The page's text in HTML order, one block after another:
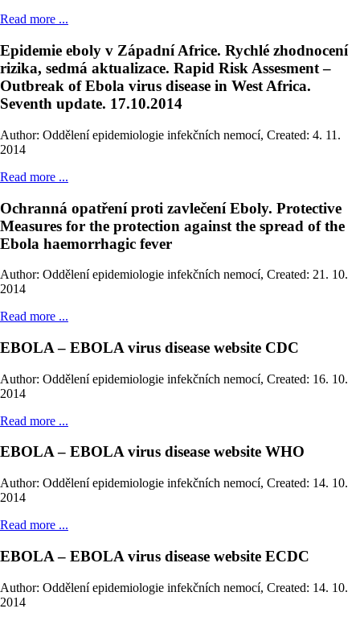
Read more ...
Epidemie eboly v Západní Africe. Rychlé zhodnocení
rizika, sedmá aktualizace. Rapid Risk Assesment –
Outbreak of Ebola virus disease in West Africa.
Seventh update. 17.10.2014
Author: Oddělení epidemiologie infekčních nemocí, Created: 4. 11.
2014
Read more ...
Ochranná opatření proti zavlečení Eboly. Protective
Measures for the protection against the spread of the
Ebola haemorrhagic fever
Author: Oddělení epidemiologie infekčních nemocí, Created: 21. 10.
2014
Read more ...
EBOLA – EBOLA virus disease website CDC
Author: Oddělení epidemiologie infekčních nemocí, Created: 16. 10.
2014
Read more ...
EBOLA – EBOLA virus disease website WHO
Author: Oddělení epidemiologie infekčních nemocí, Created: 14. 10.
2014
Read more ...
EBOLA – EBOLA virus disease website ECDC
Author: Oddělení epidemiologie infekčních nemocí, Created: 14. 10.
2014